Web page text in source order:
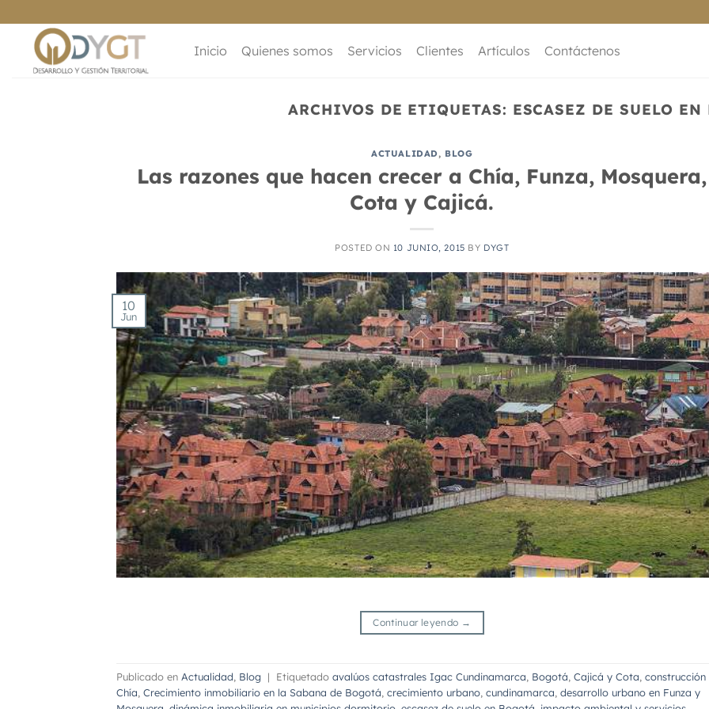
al
contenido
Inicio Quienes somos Servicios Clientes Artículos Contáctenos
ARCHIVOS DE ETIQUETAS: ESCASEZ DE SUELO EN
ACTUALIDAD, BLOG
Las razones que hacen crecer a Chía, Funza, Mosquera,
Cota y Cajicá.
POSTED ON 10 JUNIO, 2015 BY DYGT
10
Jun
Continuar leyendo →
Publicado en Actualidad, Blog | Etiquetado avalúos catastrales Igac Cundinamarca, Bogotá, Cajicá y Cota, construcción
Chía, Crecimiento inmobiliario en la Sabana de Bogotá, crecimiento urbano, cundinamarca, desarrollo urbano en Funza y